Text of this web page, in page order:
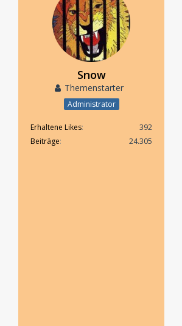
Snow
Themenstarter
Administrator
Erhaltene Likes
392
Beiträge
24.305